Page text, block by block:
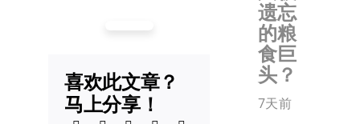
喜欢此文章？
马上分享！
遗忘
的粮
食巨
头？
7天前